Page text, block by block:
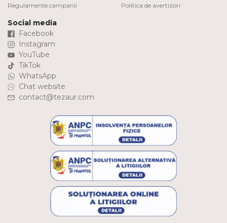
Regulamente campanii
Politica de avertizori
Social media
Facebook
Instagram
YouTube
TikTok
WhatsApp
Chat website
contact@tezaur.com